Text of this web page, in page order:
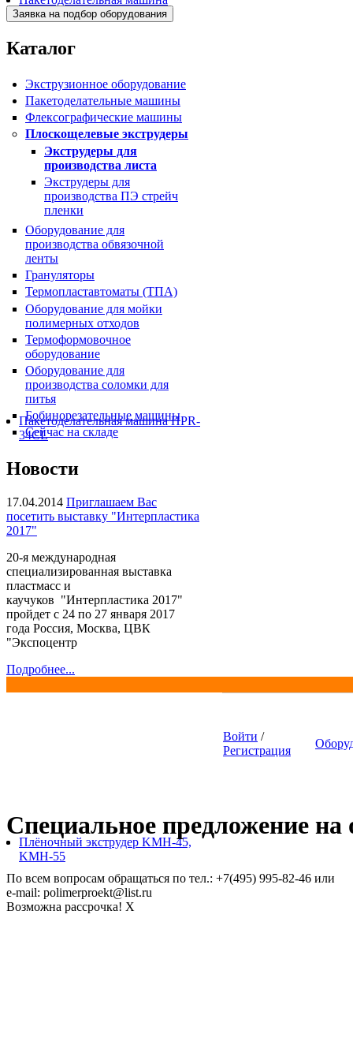
BJAF+S 40*2M
Пакетоделательная машина HPR-
34CL
Плёночный экструдер KMH-45,
KMH-55
Каталог
Экструзионное оборудование
Пакетоделательные машины
Флексографические машины
Плоскощелевые экструдеры
Экструдеры для
производства листа
Экструдеры для
производства ПЭ стрейч
пленки
Оборудование для
производства обвязочной
ленты
Грануляторы
Термопластавтоматы (ТПА)
Оборудование для мойки
полимерных отходов
Термоформовочное
оборудование
Оборудование для
производства соломки для
питья
Бобинорезательные машины
Сейчас на складе
Новости
17.04.2014 Приглашаем Вас
посетить выставку "Интерпластика
2017"
20-я международная
специализированная выставка
пластмасс и
каучуков "Интерпластика 2017"
пройдет с 24 по 27 января 2017
года Россия, Москва, ЦВК
"Экспоцентр
Подробнее...
Войти /
Регистрация
Специальное предложение на
По всем вопросам обращаться по тел.: +7(495) 995-82-46 или
e-mail: polimerproekt@list.ru
Возможна рассрочка! X